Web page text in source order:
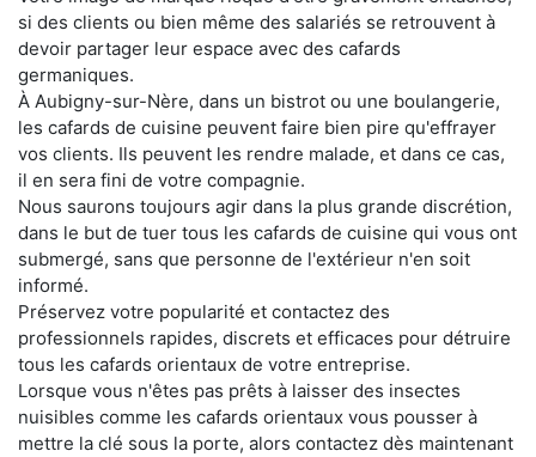
si des clients ou bien même des salariés se retrouvent à
devoir partager leur espace avec des cafards
germaniques.
À Aubigny-sur-Nère, dans un bistrot ou une boulangerie,
les cafards de cuisine peuvent faire bien pire qu'effrayer
vos clients. Ils peuvent les rendre malade, et dans ce cas,
il en sera fini de votre compagnie.
Nous saurons toujours agir dans la plus grande discrétion,
dans le but de tuer tous les cafards de cuisine qui vous ont
submergé, sans que personne de l'extérieur n'en soit
informé.
Préservez votre popularité et contactez des
professionnels rapides, discrets et efficaces pour détruire
tous les cafards orientaux de votre entreprise.
Lorsque vous n'êtes pas prêts à laisser des insectes
nuisibles comme les cafards orientaux vous pousser à
mettre la clé sous la porte, alors contactez dès maintenant